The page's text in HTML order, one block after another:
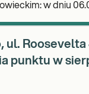
- punkt będzie
ul. Roosevelta
punktu w